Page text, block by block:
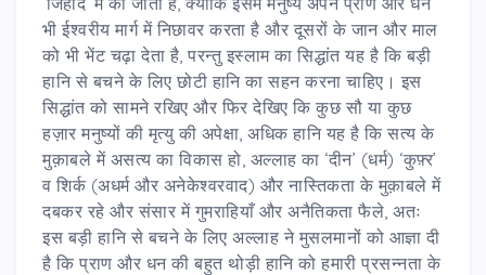
भी ईश्वरीय मार्ग में निछावर करता है और दूसरों के जान और माल
को भी भेंट चढ़ा देता है, परन्तु इस्लाम का सिद्धांत यह है कि बड़ी
हानि से बचने के लिए छोटी हानि का सहन करना चाहिए। इस
सिद्धांत को सामने रखिए और फिर देखिए कि कुछ सौ या कुछ
हज़ार मनुष्यों की मृत्यु की अपेक्षा, अधिक हानि यह है कि सत्य के
मुक़ाबले में असत्य का विकास हो, अल्लाह का ‘दीन’ (धर्म) ‘कुफ़्र’
व शिर्क (अधर्म और अनेकेश्वरवाद) और नास्तिकता के मुक़ाबले में
दबकर रहे और संसार में गुमराहियाँ और अनैतिकता फैले, अतः
इस बड़ी हानि से बचने के लिए अल्लाह ने मुसलमानों को आज्ञा दी
है कि प्राण और धन की बहुत थोड़ी हानि को हमारी प्रसन्नता के